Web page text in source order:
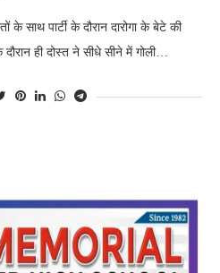
साथ पार्टी के दौरान दारोगा के बेटे की
दौरान ही दोस्त ने सीधे सीने में गोली…